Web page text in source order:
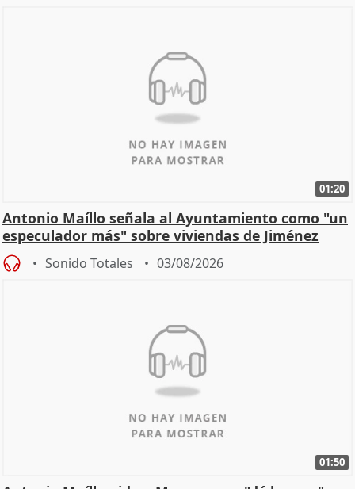
01:20
Antonio Maíllo señala al Ayuntamiento como "un
especulador más" sobre viviendas de Jiménez
Becerril
Sonido Totales 03/08/2026
01:50